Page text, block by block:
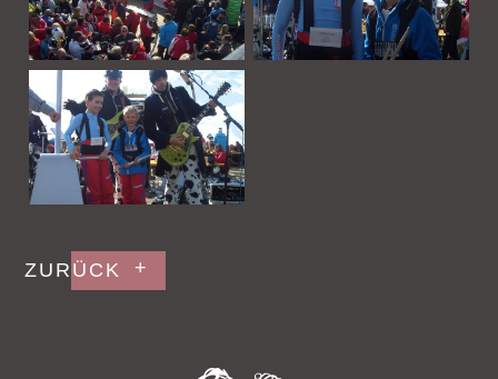
Bildergalerie
Gutschein kaufen
Unvergessen
ZURÜCK